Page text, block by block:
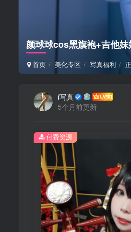
颜球球cos黑旗袍+吉他
首页 美化专区 写真福利
i写真
5个月前更新
付费资源